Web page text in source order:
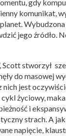
gdy
komunikat,
jego źródło.
Scott stworzył
do masowej
nich jest
cykl życiowy,
i
strach. A
napięcie,